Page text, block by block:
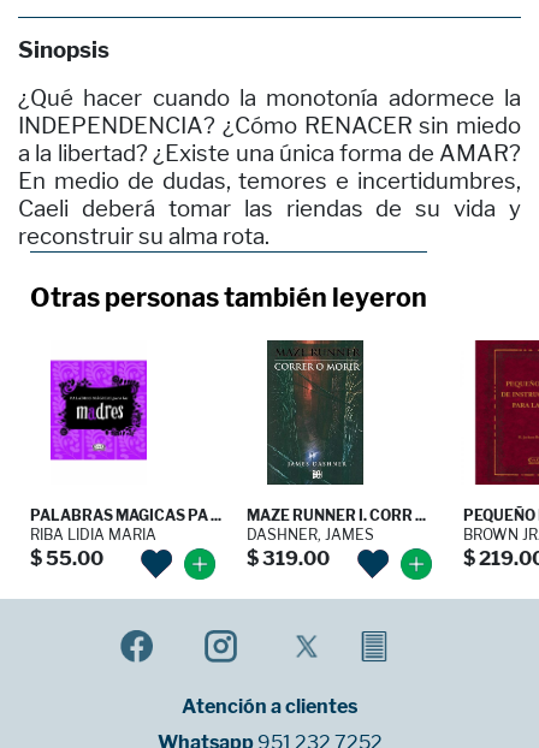
Sinopsis
¿Qué hacer cuando la monotonía adormece la
INDEPENDENCIA? ¿Cómo RENACER sin miedo
a la libertad? ¿Existe una única forma de AMAR?
En medio de dudas, temores e incertidumbres,
Caeli deberá tomar las riendas de su vida y
reconstruir su alma rota.
Otras personas también leyeron
PALABRAS MAGICAS PA ...
RIBA LIDIA MARIA
$ 55.00
MAZE RUNNER I. CORR ...
DASHNER, JAMES
$ 319.00
BROWN
$
Atención a clientes
Whatsapp 951 232 7252